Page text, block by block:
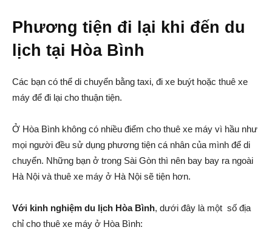
Phương tiện đi lại khi đến du
lịch tại Hòa Bình
Các bạn có thể di chuyển bằng taxi, đi xe buýt hoặc thuê xe
máy để đi lại cho thuận tiện.
Ở Hòa Bình không có nhiều điểm cho thuê xe máy vì hầu như
mọi người đều sử dụng phương tiện cá nhân của mình để di
chuyển. Những bạn ở trong Sài Gòn thì nên bay bay ra ngoài
Hà Nội và thuê xe máy ở Hà Nội sẽ tiện hơn.
Với kinh nghiệm du lịch Hòa Bình, dưới đây là một số địa
chỉ cho thuê xe máy ở Hòa Bình: